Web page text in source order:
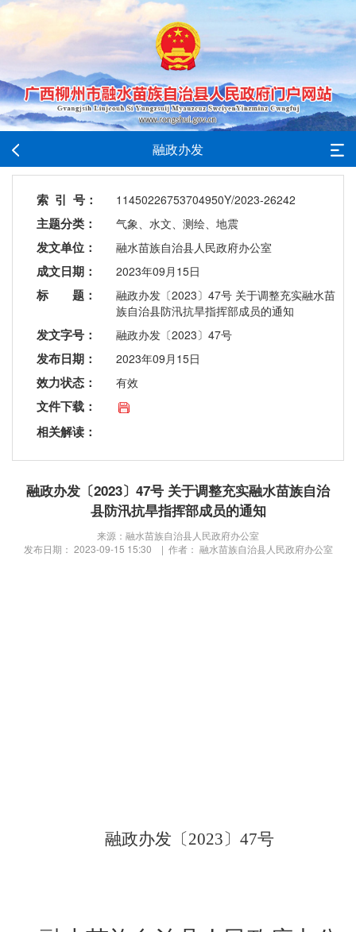
融政办发
索 引 号： 11450226753704950Y/2023-26242
主题分类： 气象、水文、测绘、地震
发文单位： 融水苗族自治县人民政府办公室
成文日期： 2023年09月15日
标 题：
融政办发〔2023〕47号 关于调整充实融水苗
族自治县防汛抗旱指挥部成员的通知
发文字号： 融政办发〔2023〕47号
发布日期： 2023年09月15日
效力状态： 有效
文件下载：
相关解读：
融政办发〔2023〕47号 关于调整充实融水苗族自治
县防汛抗旱指挥部成员的通知
来源：融水苗族自治县人民政府办公室
发布日期： 2023-09-15 15:30 | 作者： 融水苗族自治县人民政府办公室
融政办发〔2023〕 47号